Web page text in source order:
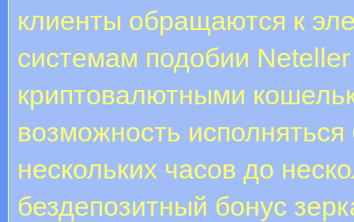
клиенты обращаются к
системам подобии
криптовалютными
возможность
нескольких часов до
бездепозитный бонус